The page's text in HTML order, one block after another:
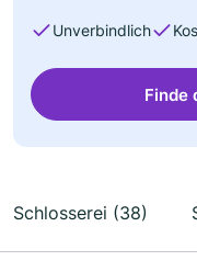
Unverbindlich
Finde
Schlosserei (38)